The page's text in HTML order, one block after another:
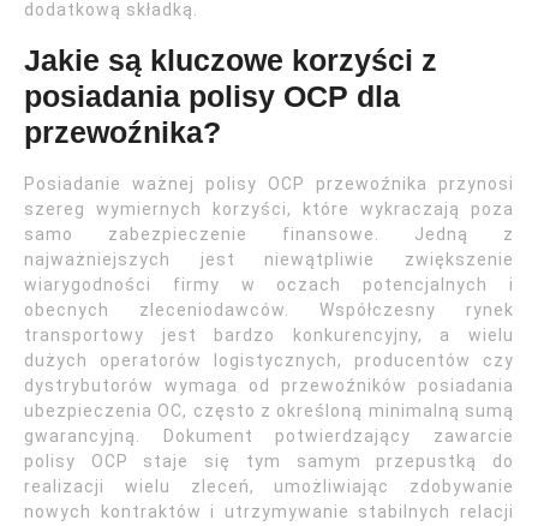
dodatkową składką.
Jakie są kluczowe korzyści z
posiadania polisy OCP dla
przewoźnika?
Posiadanie ważnej polisy OCP przewoźnika przynosi
szereg wymiernych korzyści, które wykraczają poza
samo zabezpieczenie finansowe. Jedną z
najważniejszych jest niewątpliwie zwiększenie
wiarygodności firmy w oczach potencjalnych i
obecnych zleceniodawców. Współczesny rynek
transportowy jest bardzo konkurencyjny, a wielu
dużych operatorów logistycznych, producentów czy
dystrybutorów wymaga od przewoźników posiadania
ubezpieczenia OC, często z określoną minimalną sumą
gwarancyjną. Dokument potwierdzający zawarcie
polisy OCP staje się tym samym przepustką do
realizacji wielu zleceń, umożliwiając zdobywanie
nowych kontraktów i utrzymywanie stabilnych relacji